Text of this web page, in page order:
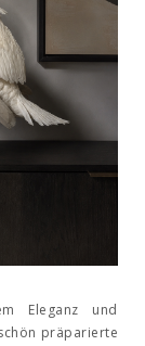
Eleganz und
präparierte